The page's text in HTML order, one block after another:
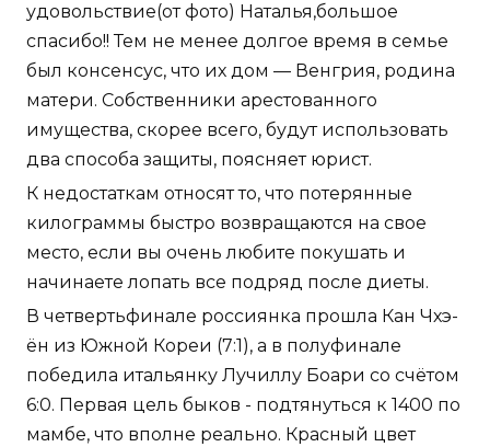
удовольствие(от фото) Наталья,большое
спасибо!! Тем не менее долгое время в семье
был консенсус, что их дом — Венгрия, родина
матери. Собственники арестованного
имущества, скорее всего, будут использовать
два способа защиты, поясняет юрист.
К недостаткам относят то, что потерянные
килограммы быстро возвращаются на свое
место, если вы очень любите покушать и
начинаете лопать все подряд после диеты.
В четвертьфинале россиянка прошла Кан Чхэ-
ён из Южной Кореи (7:1), а в полуфинале
победила итальянку Лучиллу Боари со счётом
6:0. Первая цель быков - подтянуться к 1400 по
мамбе, что вполне реально. Красный цвет